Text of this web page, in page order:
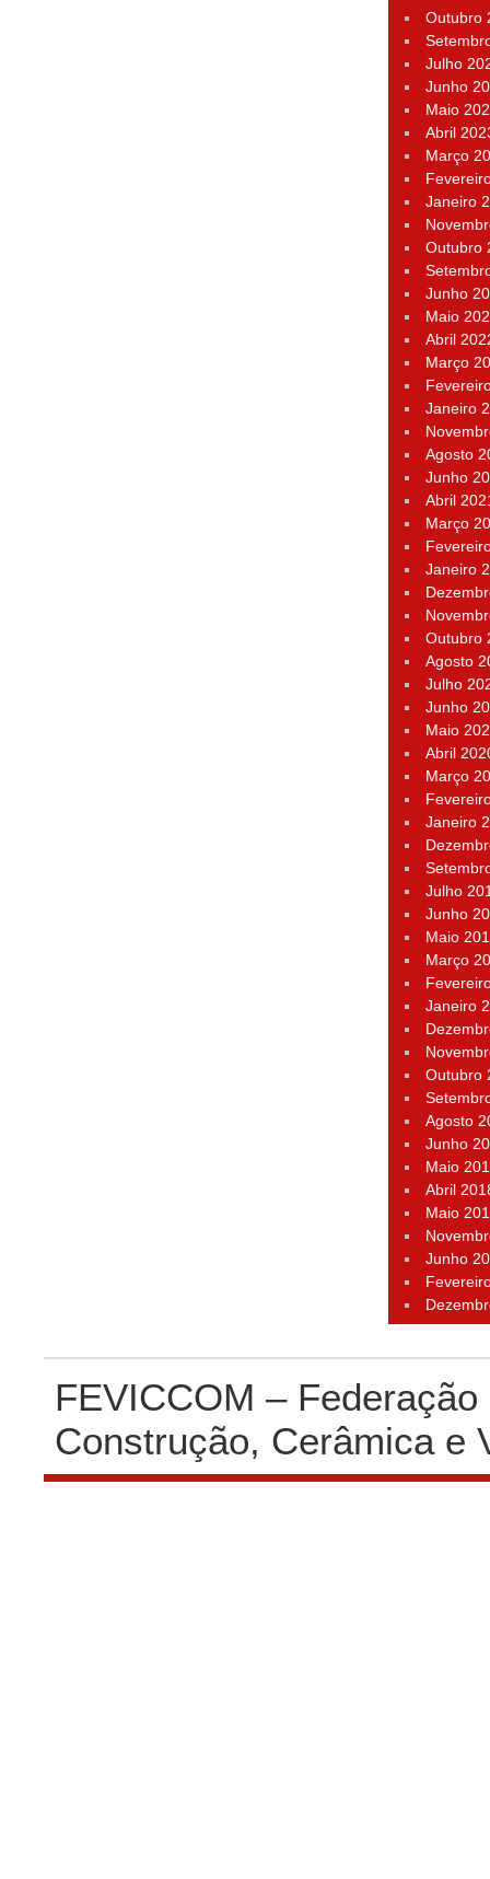
Outubro
Julho
Junho
Maio
Abril
Março
Janeiro
Outubro
Junho
Maio
Abril
Março
Janeiro
Agosto
Junho
Abril
Março
Janeiro
Outubro
Agosto
Julho
Junho
Maio
Abril
Março
Janeiro
Julho
Junho
Maio
Março
Janeiro
Outubro
Agosto
Junho
Maio
Abril
Maio
Junho
FEVICCOM –
Construção, Cerâmica e